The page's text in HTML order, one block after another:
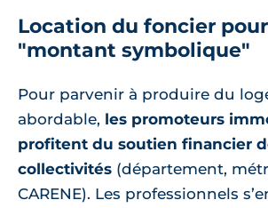
Location du foncier
"montant symbolique"
Pour parvenir à produire du
abordable, les promoteurs
profitent du soutien financier
collectivités (département,
CARENE). Les professionnels